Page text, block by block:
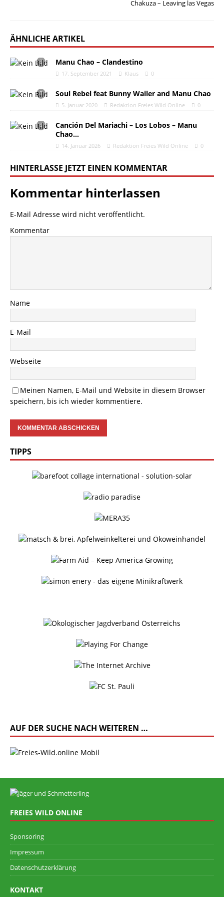
Chakuza – Leaving las Vegas
ÄHNLICHE ARTIKEL
Manu Chao – Clandestino
17. September 2021 Klaus 0
Soul Rebel feat Bunny Wailer and Manu Chao
5. Januar 2020 Redaktion Freies Wild Online 0
Canción Del Mariachi – Los Lobos – Manu
Chao…
14. Januar 2026 Redaktion Freies Wild Online 0
HINTERLASSE JETZT EINEN KOMMENTAR
Kommentar hinterlassen
E-Mail Adresse wird nicht veröffentlicht.
Kommentar
Name
E-Mail
Webseite
Meinen Namen, E-Mail und Website in diesem Browser
speichern, bis ich wieder kommentiere.
TIPPS
AUF DER SUCHE NACH WEITEREN …
FREIES WILD ONLINE
Sponsoring
Impressum
Datenschutzerklärung
KONTAKT